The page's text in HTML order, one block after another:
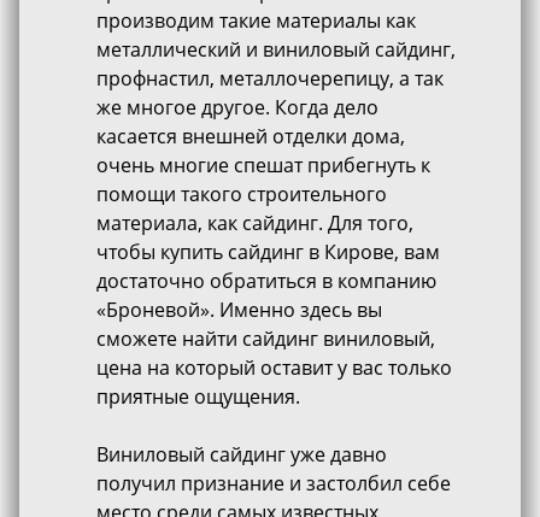
производим такие материалы как
металлический и виниловый сайдинг,
профнастил, металлочерепицу, а так
же многое другое. Когда дело
касается внешней отделки дома,
очень многие спешат прибегнуть к
помощи такого строительного
материала, как сайдинг. Для того,
чтобы купить сайдинг в Кирове, вам
достаточно обратиться в компанию
«Броневой». Именно здесь вы
сможете найти сайдинг виниловый,
цена на который оставит у вас только
приятные ощущения.
Виниловый сайдинг уже давно
получил признание и застолбил себе